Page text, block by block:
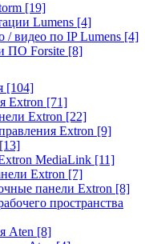
[19]
Lumens [4]
/ видео по IP Lumens [4]
ПО Forsite [8]
[104]
Extron [71]
Extron [22]
Extron [9]
[13]
MediaLink [11]
Extron [7]
панели Extron [8]
пространства
Aten [8]